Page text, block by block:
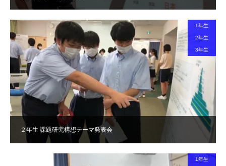
２年生 課題研究構想テーマ発表会
1年生
2年生
3年生
1年生